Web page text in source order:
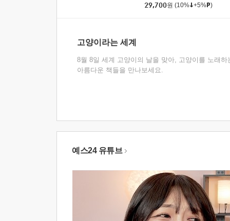
29,700원 (10% +5% )
고양이라는 세계
8월 8일 세계 고양이의 날을 맞아, 고양이를 노래하
아름다운 책들을 만나보세요.
예스24 유튜브